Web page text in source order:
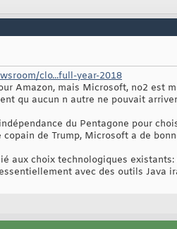
clo...full-year-2018
Amazon, mais Microsoft, no2 est
qu aucun n autre ne pouvait
du Pentagone pour
de Trump, Microsoft a de
aux choix technologiques
avec des outils Java